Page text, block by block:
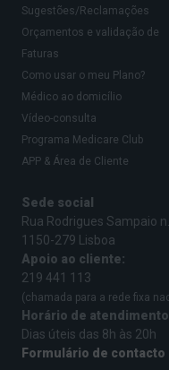
Sugestões/Reclamações
Orçamentos e validação de
Faturas
Como usar o meu Plano?
Médico ao domicílio
Vídeo-consulta
Programa Medicare Club
APP & Área de Cliente
Sede social
Rua Rodrigues Sampaio
1150-279 Lisboa
Apoio ao cliente:
219 441 113
(chamada para a rede fixa
Horário de
Dias úteis das 8h às 20h
Formulário de contacto